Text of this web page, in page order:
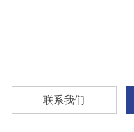
联系我们